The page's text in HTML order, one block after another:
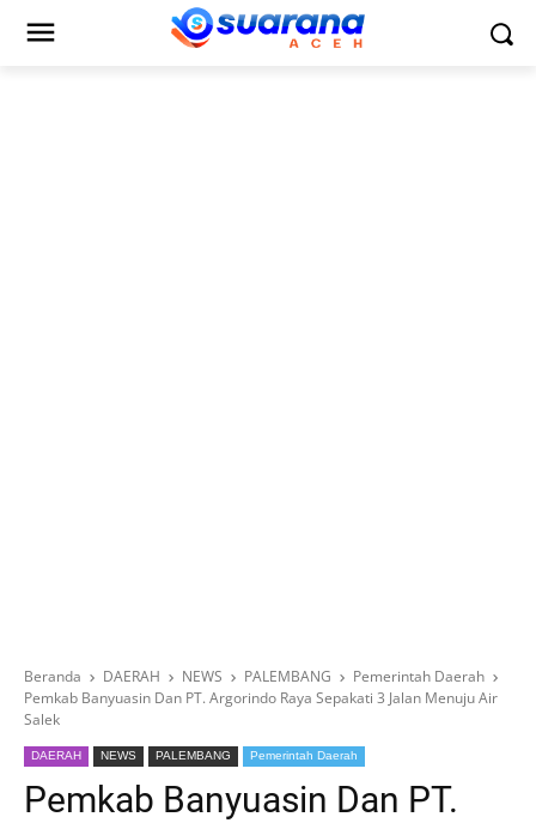
Beranda DAERAH NEWS PALEMBANG
Pemerintah Daerah
Pemkab Banyuasin Dan PT. Argorindo Raya Sepakati 3 Jalan Menuju Air
Salek
DAERAH NEWS PALEMBANG Pemerintah Daerah
Pemkab Banyuasin Dan PT.